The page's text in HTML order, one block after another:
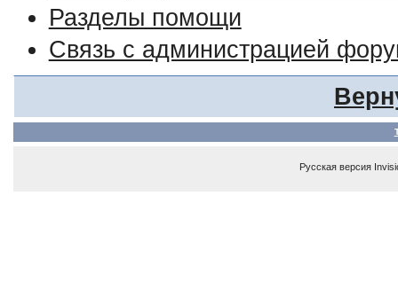
Разделы помощи
Связь с администрацией
Русская версия